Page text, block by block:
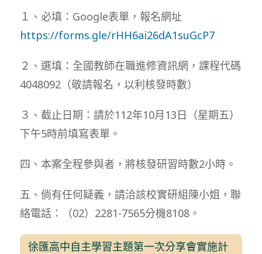
１、必填：Google表單，報名網址
https://forms.gle/rHH6ai26dA1suGcP7
２、選填：全國教師在職進修資訊網，課程代碼
4048092（敬請報名，以利核發時數）
３、截止日期：請於112年10月13日（星期五）
下午5時前填寫表單。
四、本案全程參與者，將核發研習時數2小時。
五、倘有任何疑義，請洽該校實研組陳小姐，聯
絡電話：（02）2281-7565分機8108。
徐匯高中自主學習主題第一次分享會實施計